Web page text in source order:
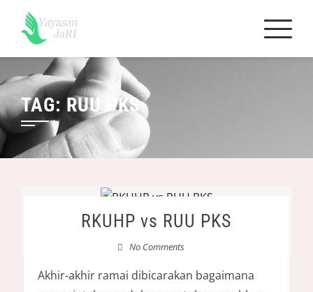
content
TAG: RUU PKS
RKUHP vs RUU PKS
No Comments
Akhir-akhir ramai dibicarakan bagaimana